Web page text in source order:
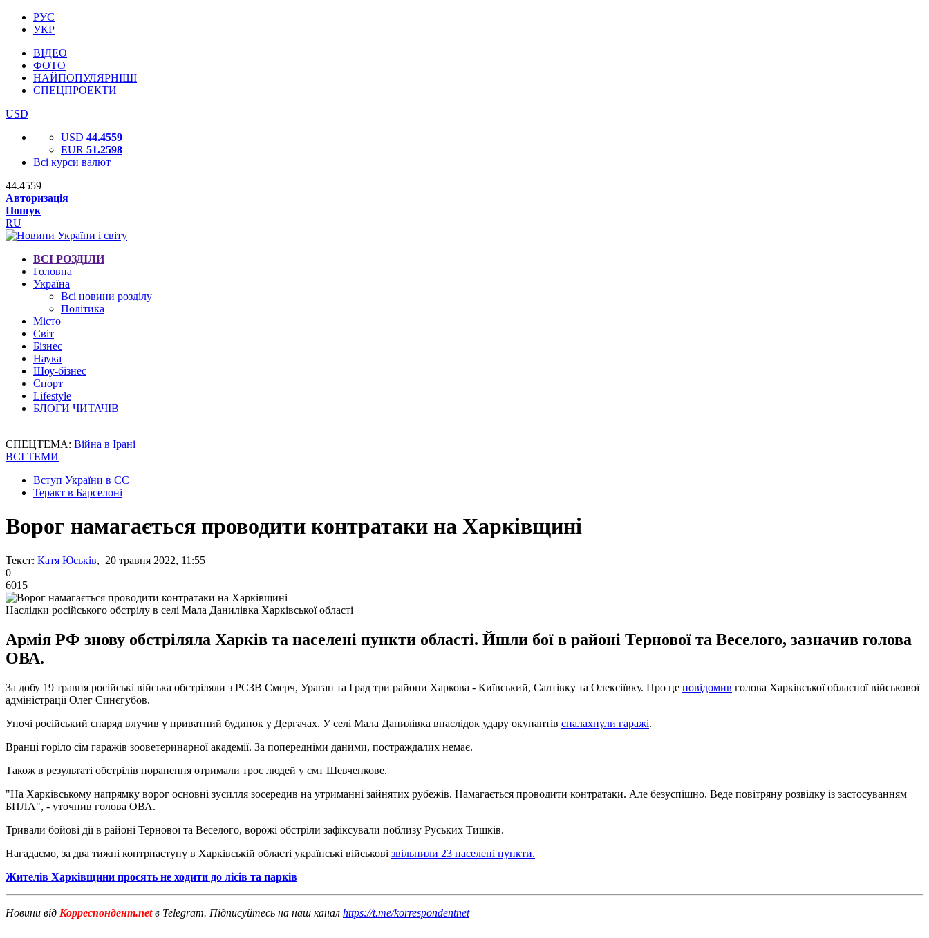
РУС
УКР
ВІДЕО
ФОТО
НАЙПОПУЛЯРНІШІ
СПЕЦПРОЕКТИ
USD
USD 44.4559
EUR 51.2598
Всі курси валют
44.4559
Авторизація
Пошук
RU
ВСІ РОЗДІЛИ
Головна
Україна
Всі новини розділу
Політика
Місто
Світ
Бізнес
Наука
Шоу-бізнес
Спорт
Lifestyle
БЛОГИ ЧИТАЧІВ
СПЕЦТЕМА: Війна в Ірані
ВСІ ТЕМИ
Вступ України в ЄС
Теракт в Барселоні
Ворог намагається проводити контратаки на Харківщині
Текст: Катя Юськів, 20 травня 2022, 11:55
0
6015
Наслідки російського обстрілу в селі Мала Данилівка Харківської області
Армія РФ знову обстріляла Харків та населені пункти області. Йшли бої в районі Тернової та Веселого, зазначив голова
ОВА.
За добу 19 травня російські війська обстріляли з РСЗВ Смерч, Ураган та Град три райони Харкова - Київський, Салтівку та Олексіївку. Про це повідомив голова Харківської обласної військової
адміністрації Олег Синєгубов.
Уночі російський снаряд влучив у приватний будинок у Дергачах. У селі Мала Данилівка внаслідок удару окупантів спалахнули гаражі.
Вранці горіло сім гаражів зооветеринарної академії. За попередніми даними, постраждалих немає.
Також в результаті обстрілів поранення отримали троє людей у ​смт Шевченкове.
"На Харківському напрямку ворог основні зусилля зосередив на утриманні зайнятих рубежів. Намагається проводити контратаки. Але безуспішно. Веде повітряну розвідку із застосуванням
БПЛА", - уточнив голова ОВА.
Тривали бойові дії в районі Тернової та Веселого, ворожі обстріли зафіксували поблизу Руських Тишків.
Нагадаємо, за два тижні контрнаступу в Харківській області українські військові звільнили 23 населені пункти.
Жителів Харківщини просять не ходити до лісів та парків
Новини від Корреспондент.netв Telegram. Підписуйтесь на наш канал https://t.me/korrespondentnet